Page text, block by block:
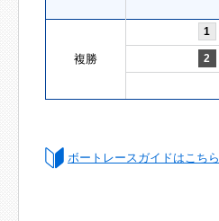
複勝
1
2
ボートレースガイドはこちら